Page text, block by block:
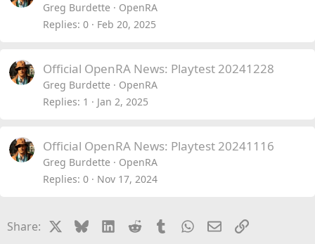
Greg Burdette
OpenRA
Replies 0 Feb 20, 2025
Official OpenRA News: Playtest 20241228
Greg Burdette
OpenRA
Replies 1 Jan 2, 2025
Official OpenRA News: Playtest 20241116
Greg Burdette
OpenRA
Replies 0 Nov 17, 2024
Share: BlueskyLinkedIn
Reddit TumblrWhatsApp
EmailLink